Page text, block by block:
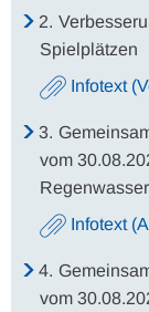
2.
Spielplätzen
Infotext
3.
vom
Infotext
4.
vom